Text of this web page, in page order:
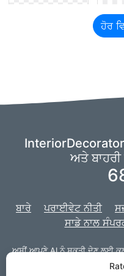
ਹੋਰ
ਅਤੇ ਬਾਹਰੀ
ਬਾਰੇ ਪਰਾਈਵੇਟ ਨੀਤੀ
ਸਾਡੇ ਨਾਲ
ਅਸੀਂ ਆਪਣੇ AI ਨੂੰ ਸ਼ਕਤੀ ਦੇਣ ਲਈ
ਪ੍ਰੋਜੈਕਟ ਵੈੱਬ ਸਾਈਟ ਲਈ